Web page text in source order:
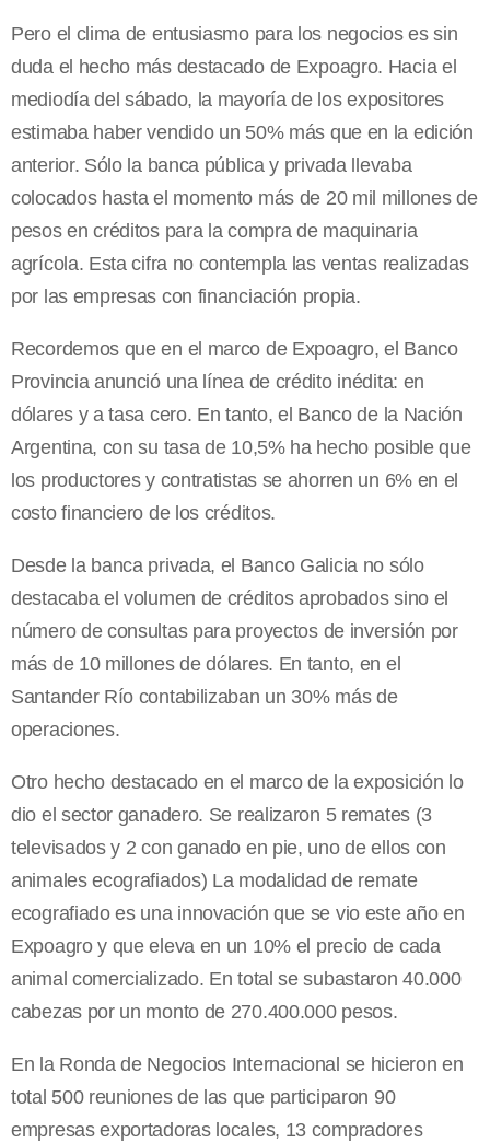
Pero el clima de entusiasmo para los negocios es sin
duda el hecho más destacado de Expoagro. Hacia el
mediodía del sábado, la mayoría de los expositores
estimaba haber vendido un 50% más que en la edición
anterior. Sólo la banca pública y privada llevaba
colocados hasta el momento más de 20 mil millones de
pesos en créditos para la compra de maquinaria
agrícola. Esta cifra no contempla las ventas realizadas
por las empresas con financiación propia.
Recordemos que en el marco de Expoagro, el Banco
Provincia anunció una línea de crédito inédita: en
dólares y a tasa cero. En tanto, el Banco de la Nación
Argentina, con su tasa de 10,5% ha hecho posible que
los productores y contratistas se ahorren un 6% en el
costo financiero de los créditos.
Desde la banca privada, el Banco Galicia no sólo
destacaba el volumen de créditos aprobados sino el
número de consultas para proyectos de inversión por
más de 10 millones de dólares. En tanto, en el
Santander Río contabilizaban un 30% más de
operaciones.
Otro hecho destacado en el marco de la exposición lo
dio el sector ganadero. Se realizaron 5 remates (3
televisados y 2 con ganado en pie, uno de ellos con
animales ecografiados) La modalidad de remate
ecografiado es una innovación que se vio este año en
Expoagro y que eleva en un 10% el precio de cada
animal comercializado. En total se subastaron 40.000
cabezas por un monto de 270.400.000 pesos.
En la Ronda de Negocios Internacional se hicieron en
total 500 reuniones de las que participaron 90
empresas exportadoras locales, 13 compradores